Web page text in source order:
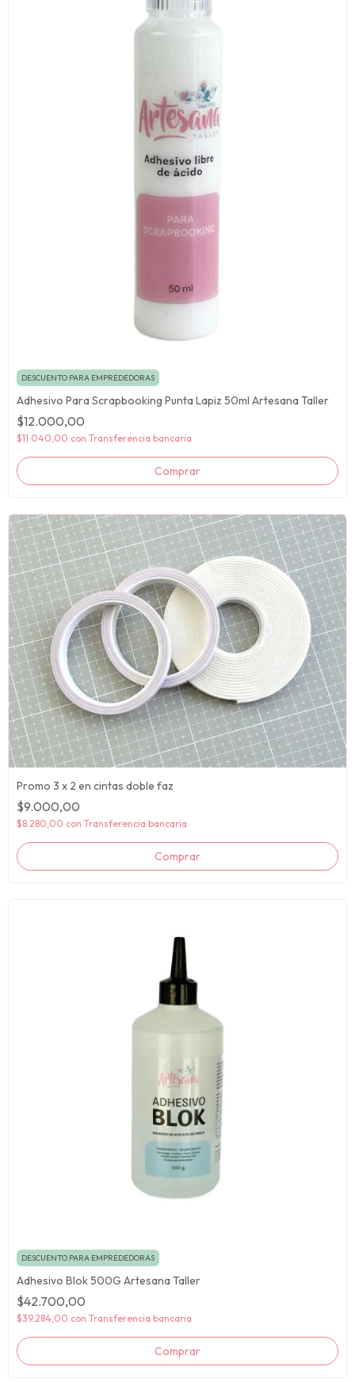
DESCUENTO PARA EMPREDEDORAS
Adhesivo Para Scrapbooking Punta Lapiz 50ml Artesana Taller
$12.000,00
$11.040,00 con Transferencia bancaria
Promo 3 x 2 en cintas doble faz
$9.000,00
$8.280,00 con Transferencia bancaria
DESCUENTO PARA EMPREDEDORAS
Adhesivo Blok 500G Artesana Taller
$42.700,00
$39.284,00 con Transferencia bancaria